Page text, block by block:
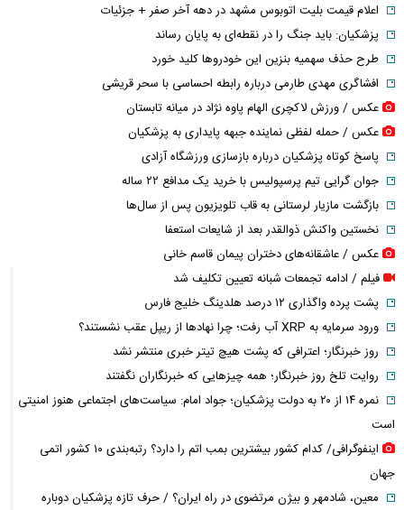
اعلام قیمت بلیت اتوبوس مشهد در دهه آخر صفر + جزئیات
پزشکیان: باید جنگ را در نقطه‌ای به پایان رساند
طرح حذف سهمیه بنزین این خودرو‌ها کلید خورد
افشاگری مهدی طارمی درباره رابطه احساسی با سحر قریشی
عکس / ورزش لاکچری الهام پاوه نژاد در میانه تابستان
عکس / حمله لفظی نماینده جبهه پایداری به پزشکیان
پاسخ کوتاه پزشکیان درباره بازسازی ورزشگاه آزادی
جوان گرایی تیم پرسپولیس با خرید یک مدافع ۲۲ ساله
بازگشت مازیار لرستانی به قاب تلویزیون پس از سال‌ها
نخستین واکنش ذوالقدر بعد از شایعات استعفا
عکس / عاشقانه‌های دختران پیمان قاسم خانی
فیلم / ادامه تجمعات شبانه تعیین تکلیف شد
پشت پرده واگذاری ۱۲ درصد هلدینگ خلیج فارس
ورود سرمایه به XRP آب رفت؛ چرا نهادها از ریپل عقب نشستند؟
روز خبرنگار؛ اعترافی که پشت هیچ تیتر خبری منتشر نشد
روایت تلخ روز خبرنگار؛ همه چیزهایی که خبرنگاران نگفتند
نمره ۱۴ از ۲۰ به دولت پزشکیان؛ جواد امام: سیاست‌های اجتماعی هنوز امنیتی
است
اینفوگرافی/ کدام کشور بیشترین بمب اتم را دارد؟ رتبه‌بندی ۱۰ کشور اتمی
جهان
معین، شادمهر و بیژن مرتضوی در راه ایران؟ / حرف تازه پزشکیان دوباره